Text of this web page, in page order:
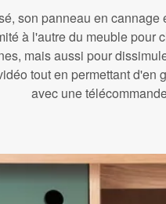
son panneau en cannage
à l'autre du meuble pour
mais aussi pour
tout en permettant d'en
avec une